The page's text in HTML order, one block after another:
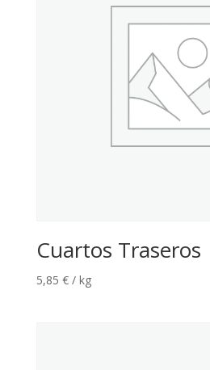
Cuartos Traseros
5,85 € / kg